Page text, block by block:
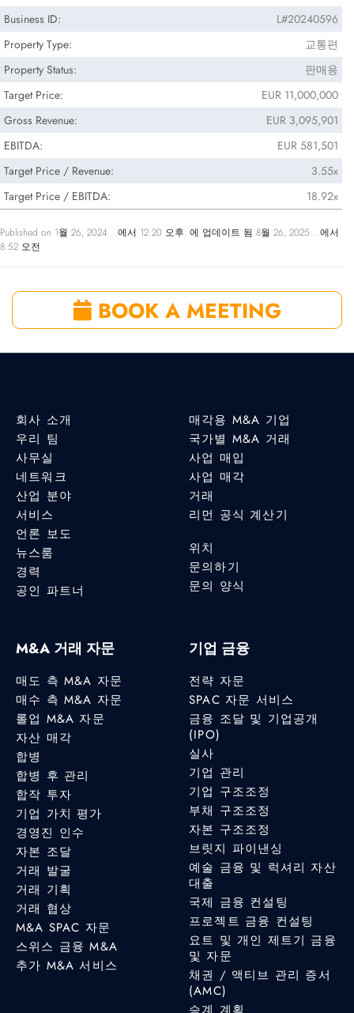
Business ID:
L#20240596
Property Type:
교통편
Property Status:
판매용
Target Price:
EUR 11,000,000
Gross Revenue:
EUR 3,095,901
EBITDA:
EUR 581,501
Target Price / Revenue:
3.55x
Target Price / EBITDA:
18.92x
Published on 1월 26, 2024 ...에서 12:20 오후. 에 업데이트 됨 8월 26, 2025 ...에서
8:52 오전
BOOK A MEETING
회사 소개
우리 팀
사무실
네트워크
산업 분야
서비스
언론 보도
뉴스룸
경력
공인 파트너
매각용 M&A 기업
국가별 M&A 거래
사업 매입
사업 매각
거래
리먼 공식 계산기
위치
문의하기
문의 양식
M&A 거래 자문
매도 측 M&A 자문
매수 측 M&A 자문
롤업 M&A 자문
자산 매각
합병
합병 후 관리
합작 투자
기업 가치 평가
경영진 인수
자본 조달
거래 발굴
거래 기획
거래 협상
M&A SPAC 자문
스위스 금융 M&A
추가 M&A 서비스
기업 금융
전략 자문
SPAC 자문 서비스
금융 조달 및 기업공개
(IPO)
실사
기업 관리
기업 구조조정
부채 구조조정
자본 구조조정
브릿지 파이낸싱
예술 금융 및 럭셔리 자산
대출
국제 금융 컨설팅
프로젝트 금융 컨설팅
요트 및 개인 제트기 금융
및 자문
채권 / 액티브 관리 증서
(AMC)